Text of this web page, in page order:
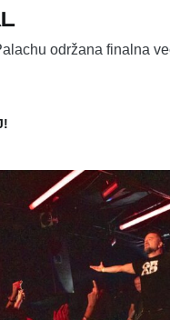
održana finalna